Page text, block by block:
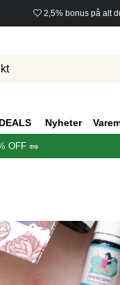
2,5% bonus på alt
DEALS Nyheter
OFF 🥜